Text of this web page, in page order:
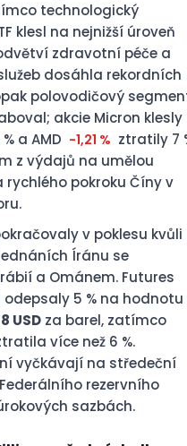
technologický
klesl na nejnižší úroveň
zdravotní péče a
dosáhla rekordních
polovodičový
akcie Micron klesly
a AMD -1,21 % ztratily 7
z výdajů na umělou
rychlého pokroku Číny v
v poklesu kvůli
Íránu se
a Ománem. Futures
odepsaly 5 % na hodnotu
USD za barel, zatímco
více než 6 %.
vyčkávají na středeční
rezervního
sazbách.